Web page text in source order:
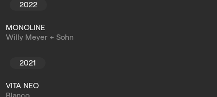
2022
MONOLINE
Willy Meyer + Sohn
2021
VITA NEO
Blanco